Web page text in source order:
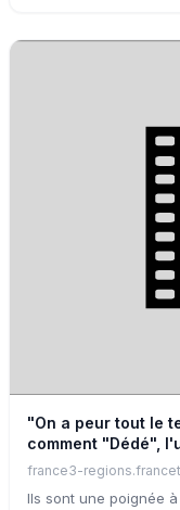
"On a peur tout le
comment "Dédé",
Tropez, résiste au
france3-
Ils sont une poignée